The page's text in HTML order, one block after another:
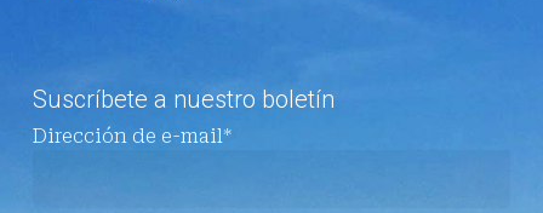
Suscríbete a nuestro boletín
Dirección de e-mail*